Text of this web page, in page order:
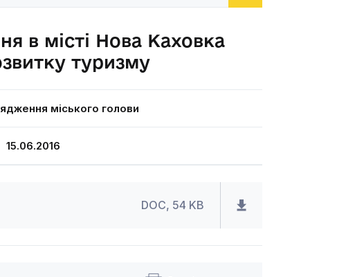
в місті Нова Каховка
туризму
міського голови
DOC, 54 KB